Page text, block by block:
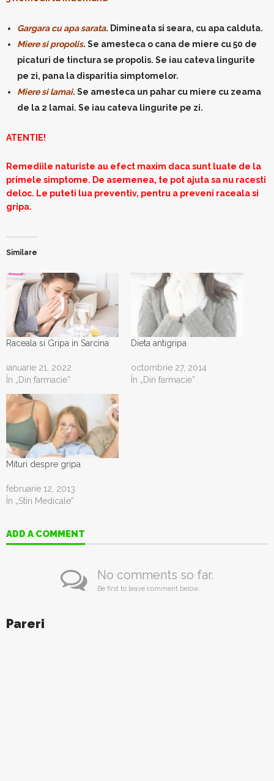
Gargara cu apa sarata. Dimineata si seara, cu apa calduta.
Miere si propolis. Se amesteca o cana de miere cu 50 de
picaturi de tinctura se propolis. Se iau cateva lingurite
pe zi, pana la disparitia simptomelor.
Miere si lamai. Se amesteca un pahar cu miere cu zeama
de la 2 lamai. Se iau cateva lingurite pe zi.
ATENTIE!
Remediile naturiste au efect maxim daca sunt luate de la
primele simptome. De asemenea, te pot ajuta sa nu racesti
deloc. Le puteti lua preventiv, pentru a preveni raceala si
gripa.
Similare
Raceala si Gripa in Sarcina
ianuarie 21, 2022
În „Din farmacie”
Dieta antigripa
octombrie 27, 2014
În „Din farmacie”
Mituri despre gripa
februarie 12, 2013
În „Stiri Medicale”
ADD A COMMENT
No comments so far.
Be first to leave comment below.
Pareri